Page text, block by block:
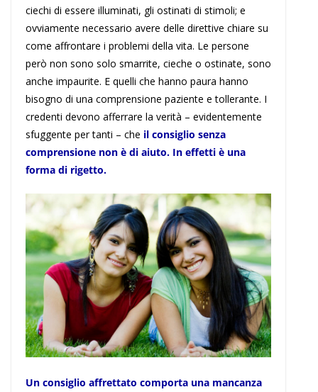
ciechi di essere illuminati, gli ostinati di stimoli; e
ovviamente necessario avere delle direttive chiare su
come affrontare i problemi della vita. Le persone
però non sono solo smarrite, cieche o ostinate, sono
anche impaurite. E quelli che hanno paura hanno
bisogno di una comprensione paziente e tollerante. I
credenti devono afferrare la verità – evidentemente
sfuggente per tanti – che il consiglio senza
comprensione non è di aiuto. In effetti è una
forma di rigetto.
Un consiglio affrettato comporta una mancanza